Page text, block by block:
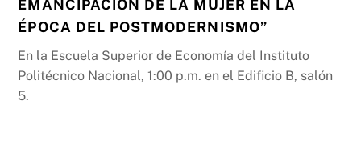
EMANCIPACIÓN DE LA MUJER EN LA
ÉPOCA DEL POSTMODERNISMO”
En la Escuela Superior de Economía del Instituto
Politécnico Nacional, 1:00 p.m. en el Edificio B, salón
5.